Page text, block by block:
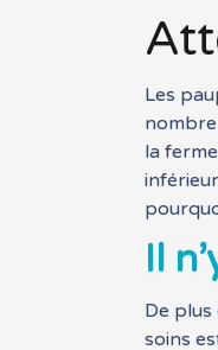
Les
la
Il
De
soins